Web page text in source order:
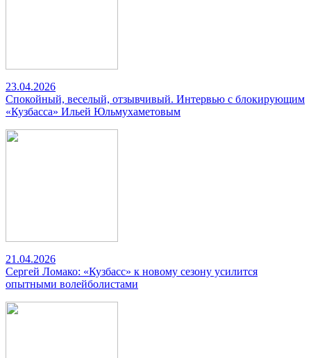
23.04.2026
Спокойный, веселый, отзывчивый. Интервью с блокирующим
«Кузбасса» Ильей Юльмухаметовым
21.04.2026
Сергей Ломако: «Кузбасс» к новому сезону усилится
опытными волейболистами